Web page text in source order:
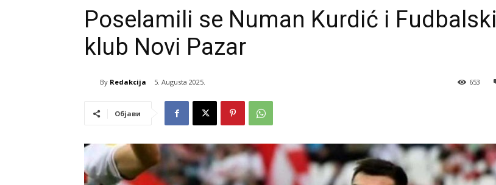
Poselamili se Numan Kurdić i Fudbalski
klub Novi Pazar
By Redakcija 5. Augusta 2025. 653
Објави